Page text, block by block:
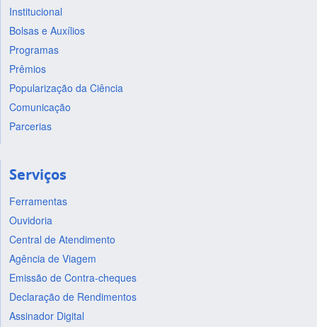
Institucional
Bolsas e Auxílios
Programas
Prêmios
Popularização da Ciência
Comunicação
Parcerias
Serviços
Ferramentas
Ouvidoria
Central de Atendimento
Agência de Viagem
Emissão de Contra-cheques
Declaração de Rendimentos
Assinador Digital